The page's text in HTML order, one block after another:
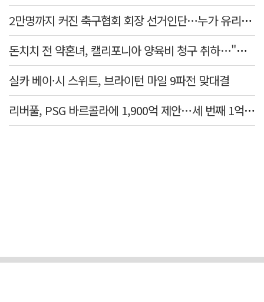
2만명까지 커진 축구협회 회장 선거인단…누가 유리할까
돈치치 전 약혼녀, 캘리포니아 양육비 청구 취하…"합의로 해결"
실카 베이·시 스위트, 브라이턴 마일 9파전 맞대결
리버풀, PSG 바르콜라에 1,900억 제안…세 번째 1억 파운드 영입 추진